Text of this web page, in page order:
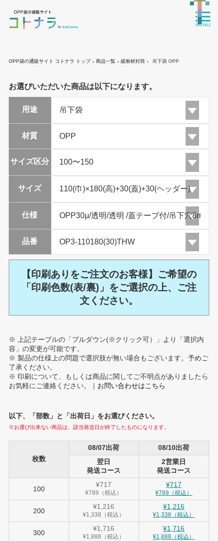
OPP袋の通販サイト コトナラ トップ › 商品一覧 › 緩衝材封筒 › 吊下袋 OPP
お選びいただいた商品は以下になります。
用途
材質
サイズ区分
サイズ
仕様
品番
【印刷ありをご注文のお客様】ご希望の
「印刷色数(表/裏)」をご選択の上、ご注
文ください。
※ 上記テーブルの「プルダウン(※クリック可）」より「選択内
容」の変更が可能です。
※ 製品の仕様上の問題で選択肢が無い場合もございます。予めご
了承ください。
※ 印刷について、もしくは商品に関してご不明点がありましたら
お気軽にご連絡ください。｜ お問い合わせはこちら
以下、「部数」と「出荷日」をお選びください。
※お選び出来ない商品は、該当発送日が終了したものになります。
枚数
08/07出荷
08/10出荷
翌日
発送コース
2営業日
発送コース
100
¥717
¥789（税込）
¥717
¥789（税込）
200
¥1,216
¥1,338（税込）
¥1,216
¥1,338（税込）
300
¥1,716
¥1,888（税込）
¥1,716
¥1,888（税込）